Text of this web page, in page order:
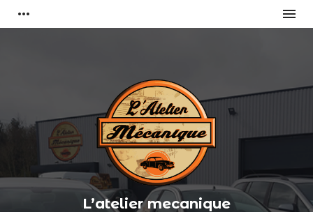
more_horiz menu
L’atelier mecanique